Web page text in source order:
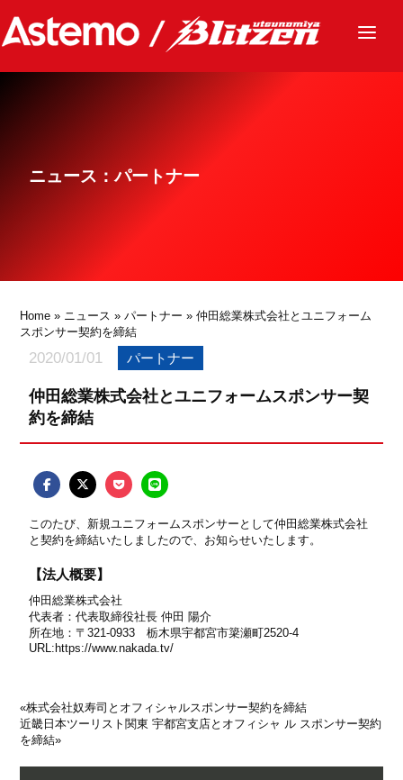
ニュース
グッズ
ニュース：パートナー
Home » ニュース »パートナー » 仲田総業株式会社とユニフォーム
スポンサー契約を締結
2020/01/01 パートナー
仲田総業株式会社とユニフォームスポンサー契
約を締結
このたび、新規ユニフォームスポンサーとして仲田総業株式会社
と契約を締結いたしましたので、お知らせいたします。
【法人概要】
仲田総業株式会社
代表者：代表取締役社長 仲田 陽介
所在地：〒321-0933 栃木県宇都宮市簗瀬町2520-4
URL: https://www.nakada.tv/
«株式会社奴寿司とオフィシャルスポンサー契約を締結
近畿日本ツーリスト関東 宇都宮支店とオフィシャ ル スポンサー契約
を締結»